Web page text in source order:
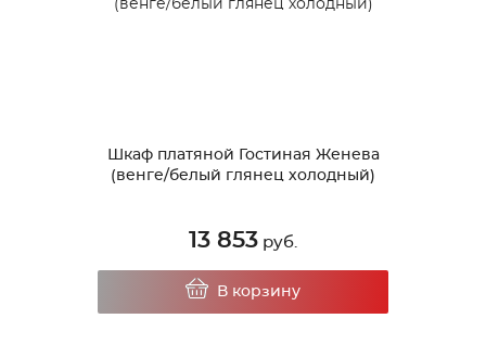
Шкаф платяной Гостиная Женева
(венге/белый глянец холодный)
13 853 руб.
В корзину